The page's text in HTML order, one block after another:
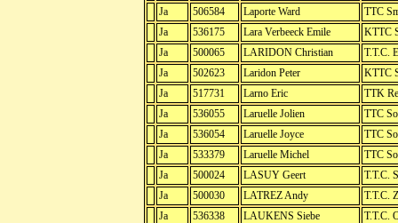
Ja
506584 Laporte Ward
TTC
Ja
536175 Lara Verbeeck Emile
KTTC
Ja
500065 LARIDON Christian
T.T.C.
Ja
502623 Laridon Peter
KTTC
Ja
517731 Larno Eric
TTK
Ja
536055 Laruelle Jolien
TTC
Ja
536054 Laruelle Joyce
TTC
Ja
533379 Laruelle Michel
TTC
Ja
500024 LASUY Geert
T.T.C.
Ja
500030 LATREZ Andy
T.T.C.
Ja
536338 LAUKENS Siebe
T.T.C.